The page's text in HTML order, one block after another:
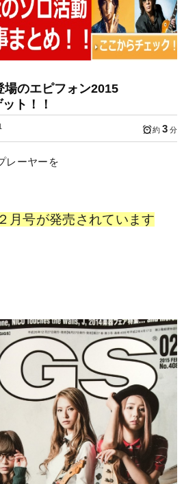
のエピフォン2015
ト！！
約 3 分
レーヤーを
月号が発売されています